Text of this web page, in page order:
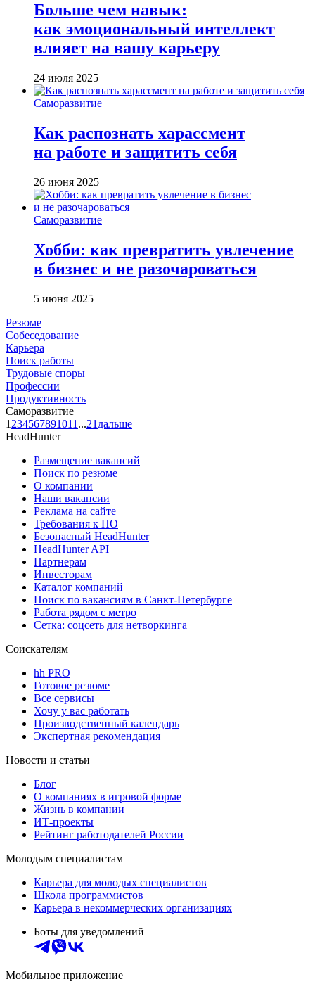
Больше чем навык:
как эмоциональный интеллект
влияет на вашу карьеру
24 июля 2025
Саморазвитие
Как распознать харассмент
на работе и защитить себя
26 июня 2025
Саморазвитие
Хобби: как превратить увлечение
в бизнес и не разочароваться
5 июня 2025
Резюме
Собеседование
Карьера
Поиск работы
Трудовые споры
Профессии
Продуктивность
Саморазвитие
1 234567891011 ...21 дальше
HeadHunter
Размещение вакансий
Поиск по резюме
О компании
Наши вакансии
Реклама на сайте
Требования к ПО
Безопасный HeadHunter
HeadHunter API
Партнерам
Инвесторам
Каталог компаний
Поиск по вакансиям в Санкт-Петербурге
Работа рядом с метро
Сетка: соцсеть для нетворкинга
Соискателям
hh PRO
Готовое резюме
Все сервисы
Хочу у вас работать
Производственный календарь
Экспертная рекомендация
Новости и статьи
Блог
О компаниях в игровой форме
Жизнь в компании
ИТ-проекты
Рейтинг работодателей России
Молодым специалистам
Карьера для молодых специалистов
Школа программистов
Карьера в некоммерческих организациях
Боты для уведомлений
Мобильное приложение